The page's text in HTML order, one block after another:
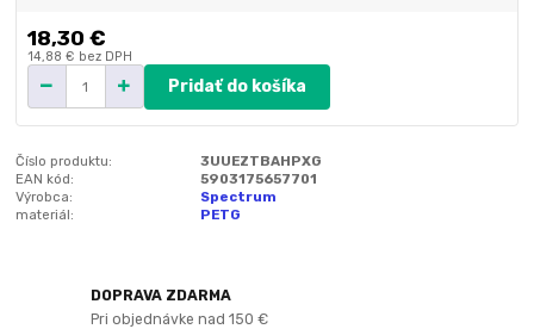
18,30 €
14,88 € bez DPH
Pridať do košíka
Číslo produktu:
3UUEZTBAHPXG
EAN kód:
5903175657701
Výrobca:
Spectrum
materiál:
PETG
DOPRAVA ZDARMA
Pri objednávke nad 150 €